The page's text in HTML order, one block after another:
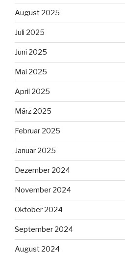
August 2025
Juli 2025
Juni 2025
Mai 2025
April 2025
März 2025
Februar 2025
Januar 2025
Dezember 2024
November 2024
Oktober 2024
September 2024
August 2024